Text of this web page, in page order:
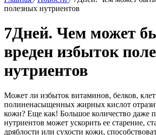
полезных нутриентов
7Дней. Чем может
вреден избыток
нутриентов
Может ли избыток витаминов, белков,
полиненасыщенных жирных кислот
кожи? Еще как! Большое количество даже
нутриентов может ускорить ее старение,
дряблости или сухости кожи,